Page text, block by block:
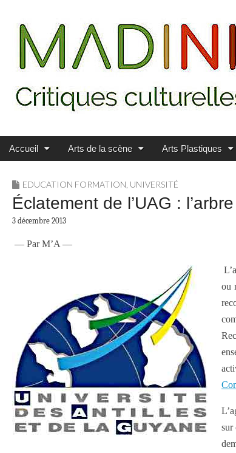
MADININ'ART
Main menu
Skip to content
Accueil Arts de la scène Arts Plastiques
EDUCATION FORMATION UNIVERSITÉ
Éclatement de l’UAG :
3 décembre 2013
— Par M’A —
ou
sur